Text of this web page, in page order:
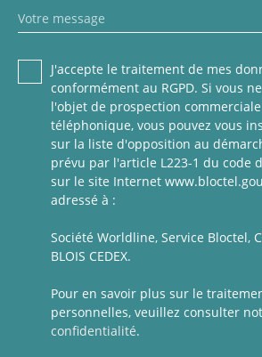
Votre message
J'accepte le traitement de mes
conformément au RGPD. Si vous
l'objet de prospection
téléphonique, vous pouvez vous
sur la liste d'opposition au
prévu par l'article L223-1 du code
sur le site Internet
adressé à :
Société Worldline, Service Bloctel,
BLOIS CEDEX.
Pour en savoir plus sur le
personnelles, veuillez consulter
confidentialité.